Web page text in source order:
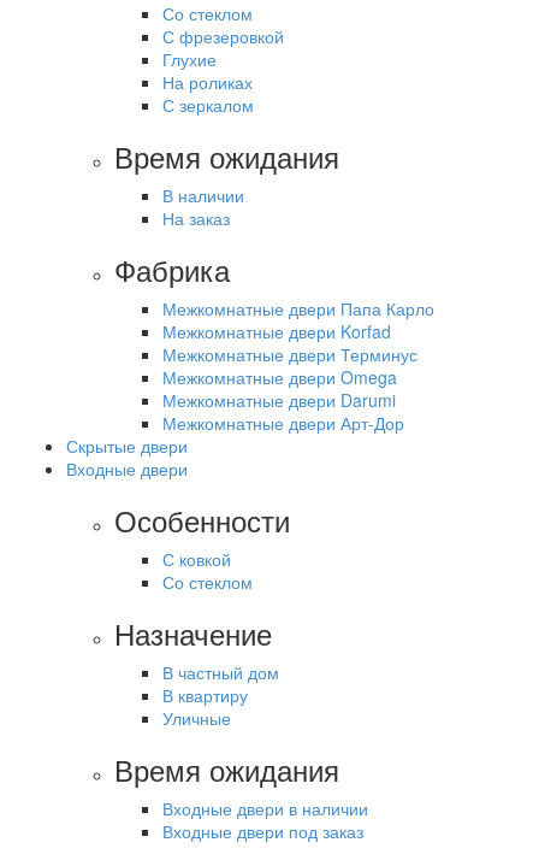
Со стеклом
С фрезеровкой
Глухие
На роликах
С зеркалом
Время ожидания
В наличии
На заказ
Фабрика
Межкомнатные двери Папа Карло
Межкомнатные двери Korfad
Межкомнатные двери Терминус
Межкомнатные двери Omega
Межкомнатные двери Darumi
Межкомнатные двери Арт-Дор
Скрытые двери
Входные двери
Особенности
С ковкой
Со стеклом
Назначение
В частный дом
В квартиру
Уличные
Время ожидания
Входные двери в наличии
Входные двери под заказ